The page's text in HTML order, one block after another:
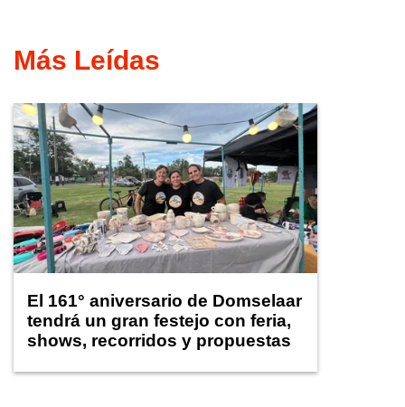
Más Leídas
El 161° aniversario de Domselaar
tendrá un gran festejo con feria,
shows, recorridos y propuestas